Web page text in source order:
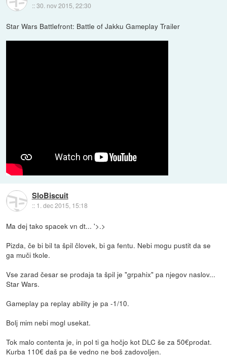
::30. nov 2015, 22:30
Star Wars Battlefront: Battle of Jakku Gameplay Trailer
SloBiscuit
:: 1. dec 2015, 15:18
Ma dej tako spacek vn dt... '>.>
Pizda, če bi bil ta špil človek, bi ga fentu. Nebi mogu pustit da se
ga muči tkole.
Vse zarad česar se prodaja ta špil je "grpahix" pa njegov naslov...
Star Wars.
Gameplay pa replay ability je pa -1/10.
Bolj mim nebi mogl usekat.
Tok malo contenta je, in pol ti ga hočjo kot DLC še za 50€prodat.
Kurba 110€ daš pa še vedno ne boš zadovoljen.